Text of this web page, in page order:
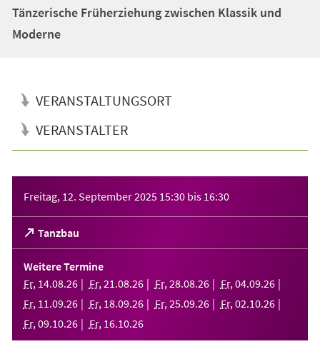
Tänzerische Früherziehung zwischen Klassik und
Moderne
VERANSTALTUNGSORT
VERANSTALTER
Freitag, 12. September 2025 15:30 bis 16:30
Tanzbau
(Öffnet
in
einem
neuen
Tab)
Weitere Termine
Fr, 14.08.26 Fr, 21 .08.26 Fr, 28.08.26 Fr, 04.09.26
Fr, 11 .09.26 Fr, 18.09.26 Fr, 25.09.26 Fr, 02.10.26
Fr, 09.10.26 Fr, 16.10.26